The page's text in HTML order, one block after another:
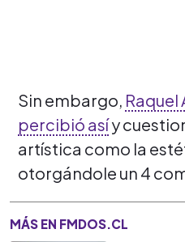
Sin embargo, Raquel
percibió asíy
artística como la
otorgándole un 4
MÁS EN FMDOS.CL